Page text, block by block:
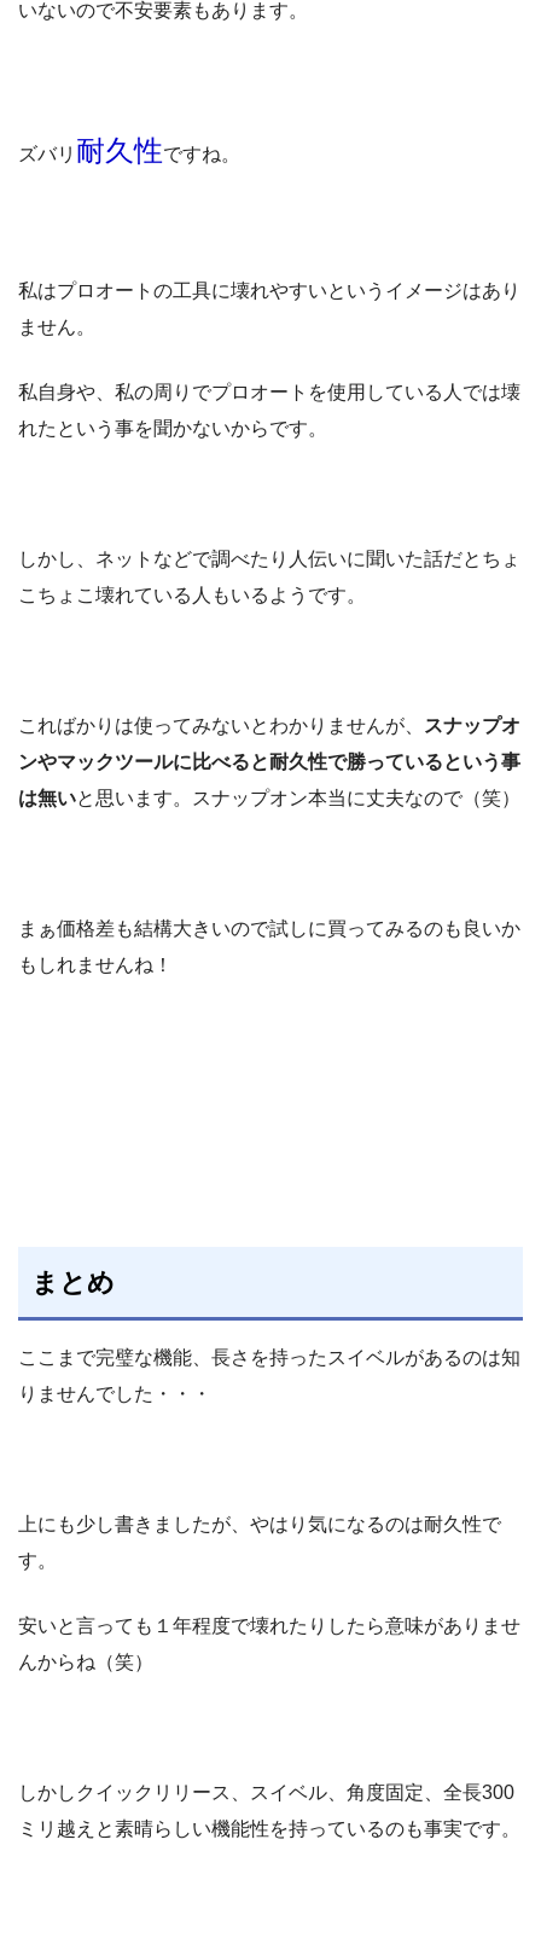
いないので不安要素もあります。
ズバリ 耐久性ですね。
私はプロオートの工具に壊れやすいというイメージはあり
ません。
私自身や、私の周りでプロオートを使用している人では壊
れたという事を聞かないからです。
しかし、ネットなどで調べたり人伝いに聞いた話だとちょ
こちょこ壊れている人もいるようです。
こればかりは使ってみないとわかりませんが、 スナップオ
ンやマックツールに比べると耐久性で勝っているという事
は無いと思います。スナップオン本当に丈夫なので（笑）
まぁ価格差も結構大きいので試しに買ってみるのも良いか
もしれませんね！
まとめ
ここまで完璧な機能、長さを持ったスイベルがあるのは知
りませんでした・・・
上にも少し書きましたが、やはり気になるのは耐久性で
す。
安いと言っても１年程度で壊れたりしたら意味がありませ
んからね（笑）
しかしクイックリリース、スイベル、角度固定、全長300
ミリ越えと素晴らしい機能性を持っているのも事実です。